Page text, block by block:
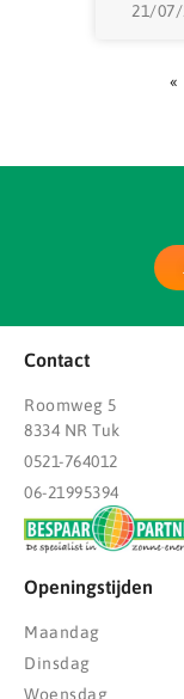
21/07/
«
Contact
Roomweg 5
8334 NR Tuk
0521-764012
06-21995394
Openingstijden
Maandag
Dinsdag
Woensdag